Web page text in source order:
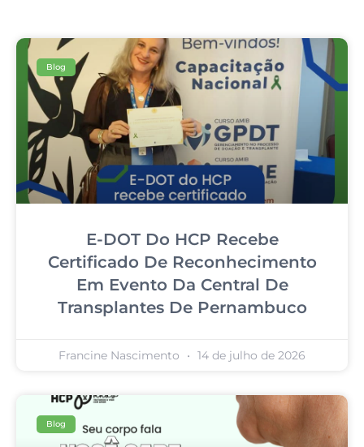
Blog
E-DOT Do HCP Recebe
Certificado De Reconhecimento
Em Evento Da Central De
Transplantes De Pernambuco
Francine Nascimento 14 de julho de 2026
Blog